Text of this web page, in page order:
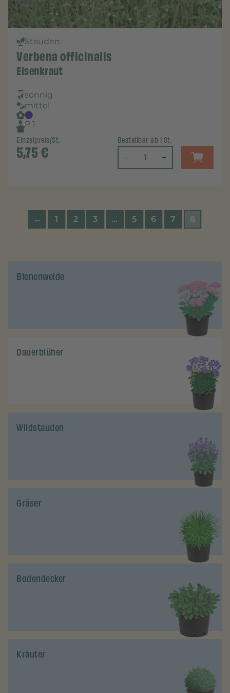
Stauden
Verbena officinalis
Eisenkraut
sonnig
mittel
P 1
Einzelpreis/St.
5,75€
Bestellbar ab 1 St.
- +
← 1 2 3 … 5 6 7 8
Bienenweide
Dauerblüher
Wildstauden
Gräser
Bodendecker
Kräuter